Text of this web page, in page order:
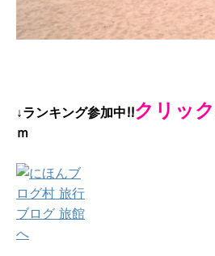
↓ランキング参加中!!クリック
ｍ